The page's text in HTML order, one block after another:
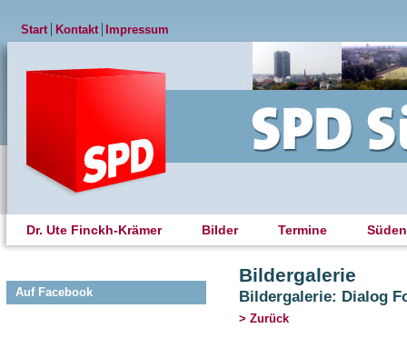
Start Kontakt Impressum
Bildergalerie
Bildergalerie: Dialog
> Zurück
Dr. Ute Finckh-Krämer Bilder Termine
Auf Facebook